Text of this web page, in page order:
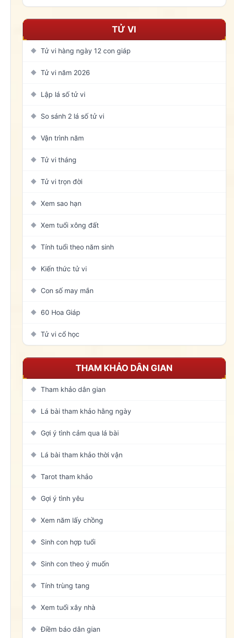
TỬ VI
◆ Tử vi hàng ngày 12 con giáp
◆ Tử vi năm 2026
◆ Lập lá số tử vi
◆ So sánh 2 lá số tử vi
◆ Vận trình năm
◆ Tử vi tháng
◆ Tử vi trọn đời
◆ Xem sao hạn
◆ Xem tuổi xông đất
◆ Tính tuổi theo năm sinh
◆ Kiến thức tử vi
◆ Con số may mắn
◆ 60 Hoa Giáp
◆ Tử vi cổ học
THAM KHẢO DÂN GIAN
◆ Tham khảo dân gian
◆ Lá bài tham khảo hằng ngày
◆ Gợi ý tình cảm qua lá bài
◆ Lá bài tham khảo thời vận
◆ Tarot tham khảo
◆ Gợi ý tình yêu
◆ Xem năm lấy chồng
◆ Sinh con hợp tuổi
◆ Sinh con theo ý muốn
◆ Tính trùng tang
◆ Xem tuổi xây nhà
◆ Điềm báo dân gian